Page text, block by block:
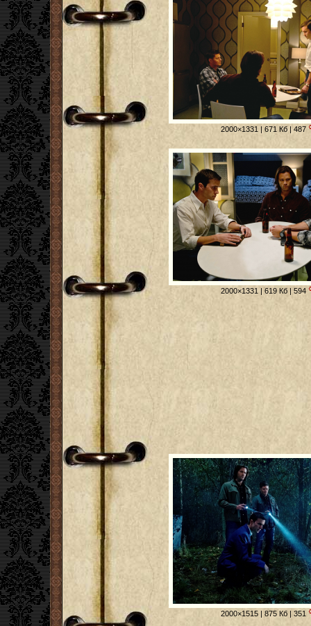
2000×1331 | 671 Кб | 487
2000×1331 | 619 Кб | 594
2000×1515 | 875 Кб | 351